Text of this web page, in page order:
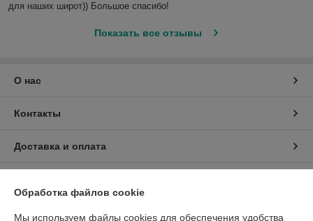
для наших широт)) Большое спасибо!
Показать все отзывы
О нас
Контакты
Доставка и оплата
Полная версия сайта
Обработка файлов cookie
Мы используем файлы cookies для обеспечения удобства